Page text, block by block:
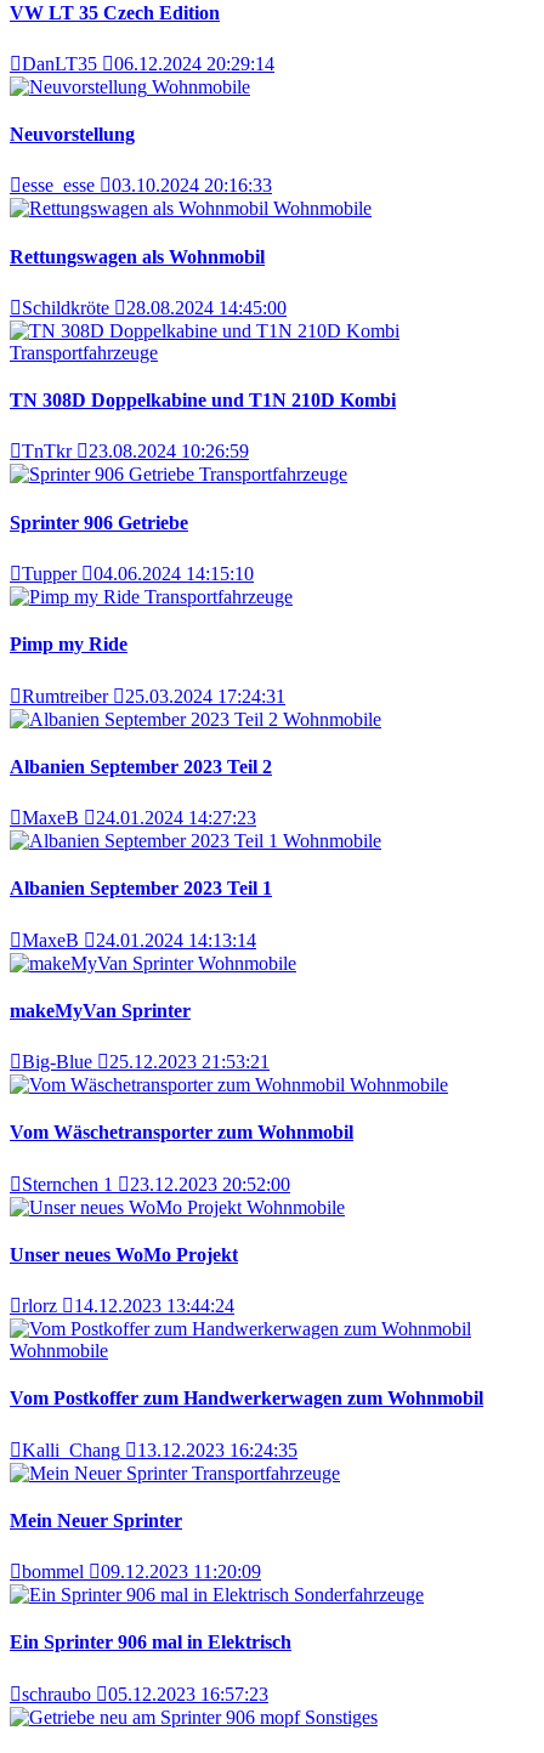
VW LT 35 Czech Edition
DanLT35
06.12.2024 20:29:14
Wohnmobile
Neuvorstellung
esse_esse
03.10.2024 20:16:33
Wohnmobile
Rettungswagen als Wohnmobil
Schildkröte 28.08.2024 14:45:00
Transportfahrzeuge
TN 308D Doppelkabine und T1N 210D Kombi
TnTkr
23.08.2024 10:26:59
Transportfahrzeuge
Sprinter 906 Getriebe
Tupper
04.06.2024 14:15:10
Transportfahrzeuge
Pimp my Ride
Rumtreiber
25.03.2024 17:24:31
Wohnmobile
Albanien September 2023 Teil 2
MaxeB
24.01.2024 14:27:23
Wohnmobile
Albanien September 2023 Teil 1
MaxeB
24.01.2024 14:13:14
Wohnmobile
makeMyVan Sprinter
Big-Blue
25.12.2023 21:53:21
Wohnmobile
Vom Wäschetransporter zum Wohnmobil
Sternchen 1
23.12.2023 20:52:00
Wohnmobile
Unser neues WoMo Projekt
rlorz 14.12.2023 13:44:24
Wohnmobile
Vom Postkoffer zum Handwerkerwagen zum Wohnmobil
Kalli_Chang
13.12.2023 16:24:35
Transportfahrzeuge
Mein Neuer Sprinter
bommel
09.12.2023 11:20:09
Sonderfahrzeuge
Ein Sprinter 906 mal in Elektrisch
schraubo
05.12.2023 16:57:23
Sonstiges